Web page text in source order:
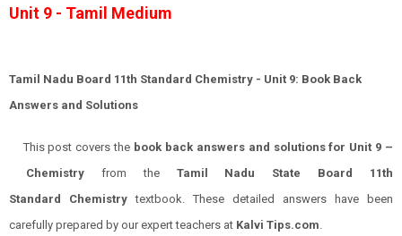
Unit 9 - Tamil Medium
Tamil Nadu Board 11th Standard Chemistry - Unit 9: Book Back
Answers and Solutions
This post covers the book back answers and solutions for Unit 9 –
Chemistry
from the Tamil Nadu State Board 11th
Standard Chemistry textbook. These detailed answers have been
carefully prepared by our expert teachers at Kalvi Tips.com.